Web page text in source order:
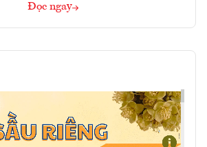
Đọc ngay